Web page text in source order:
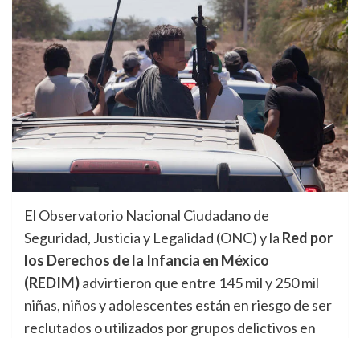
El Observatorio Nacional Ciudadano de
Seguridad, Justicia y Legalidad (ONC) y la Red por
los Derechos de la Infancia en México
(REDIM)advirtieron que entre 145 mil y 250 mil
niñas, niños y adolescentes están en riesgo de ser
reclutados o utilizados por grupos delictivos en